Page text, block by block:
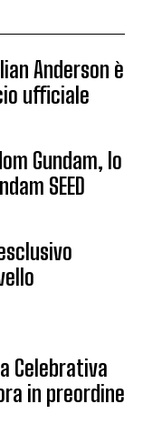
Anderson è
ufficiale
Gundam, lo
SEED
Celebrativa
in preordine